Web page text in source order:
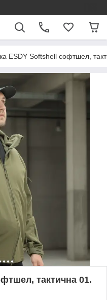
ESDY Softshell софтшел,
тактична 01.